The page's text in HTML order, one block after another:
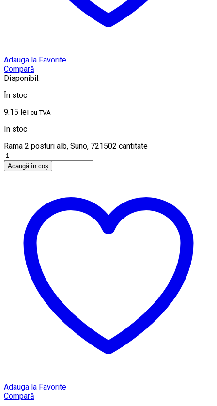
Adauga la Favorite
Compară
Disponibil:
În stoc
9.15 lei cu TVA
În stoc
Rama 2 posturi alb, Suno, 721502 cantitate
Adaugă în coș
Adauga la Favorite
Compară